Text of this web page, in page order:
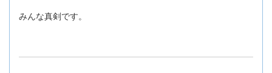
みんな真剣です。